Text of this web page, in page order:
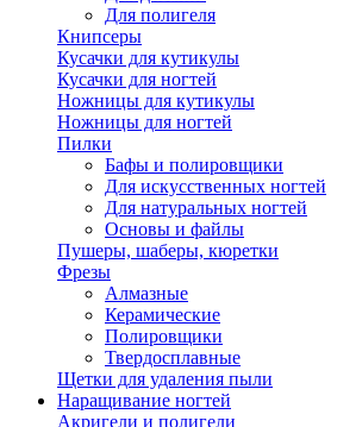
Для полигеля
Книпсеры
Кусачки для кутикулы
Кусачки для ногтей
Ножницы для кутикулы
Ножницы для ногтей
Пилки
Бафы и полировщики
Для искусственных ногтей
Для натуральных ногтей
Основы и файлы
Пушеры, шаберы, кюретки
Фрезы
Алмазные
Керамические
Полировщики
Твердосплавные
Щетки для удаления пыли
Наращивание ногтей
Акригели и полигели